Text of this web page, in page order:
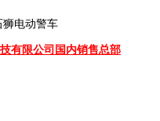
狮电动警车
有限公司国内销售总部